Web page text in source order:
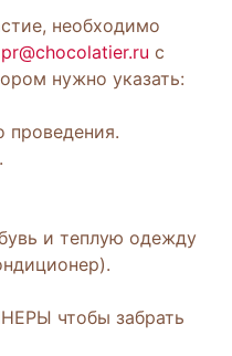
необходимо
pr@chocolatier.ru с
нужно указать:
проведения.
и теплую одежду
чтобы забрать